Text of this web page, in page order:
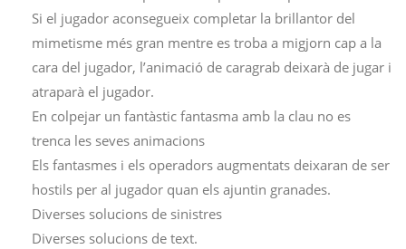
Si el jugador aconsegueix completar la brillantor del
mimetisme més gran mentre es troba a migjorn cap a la
cara del jugador, l’animació de caragrab deixarà de jugar i
atraparà el jugador.
En colpejar un fantàstic fantasma amb la clau no es
trenca les seves animacions
Els fantasmes i els operadors augmentats deixaran de ser
hostils per al jugador quan els ajuntin granades.
Diverses solucions de sinistres
Diverses solucions de text.